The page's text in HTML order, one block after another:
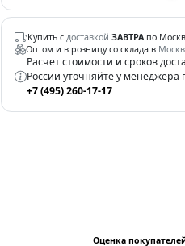
Купить с доставкой ЗАВТРА по
Оптом и в розницу со склада в
Расчет стоимости и сроков
России уточняйте у менеджера
+7 (495) 260-17-17
Оценка